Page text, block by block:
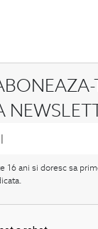
16 ani si doresc sa